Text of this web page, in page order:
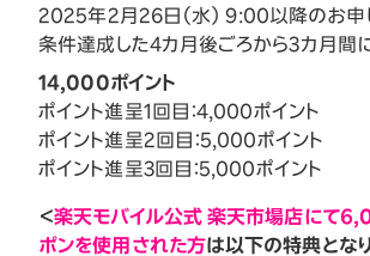
2025年2月26日（水） 9:00以降のお申
条件達成した4カ月後ごろから3カ月間
14,000ポイント
ポイント進呈1回目：4,000ポイント
ポイント進呈2回目：5,000ポイント
ポイント進呈3回目：5,000ポイント
＜楽天モバイル公式 楽天市場店にて
ポンを使用された方は以下の特典とな